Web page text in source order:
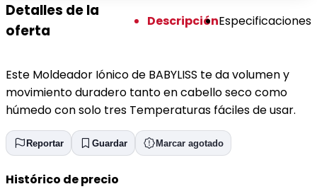
Detalles de la
oferta
DescripciónEspecificaciones
Este Moldeador Iónico de BABYLISS te da volumen y
movimiento duradero tanto en cabello seco como
húmedo con solo tres Temperaturas fáciles de usar.
Reportar Guardar Marcar agotado
Histórico de precio